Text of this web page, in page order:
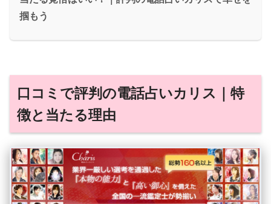
掴もう
口コミで評判の電話占いカリス｜特
徴と当たる理由